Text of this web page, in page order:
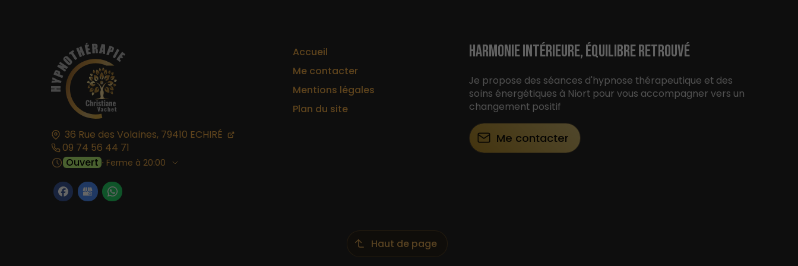
36 Rue des Volaines, 79410 ECHIRÉ
09 74 56 44 71
Ouvert ⋅ Ferme à 20:00
Accueil
Me contacter
Mentions légales
Plan du site
HARMONIE INTÉRIEURE, ÉQUILIBRE RETROUVÉ
Je propose des séances d'hypnose thérapeutique et des
soins énergétiques à Niort pour vous accompagner vers un
changement positif
Me contacter
Haut de page